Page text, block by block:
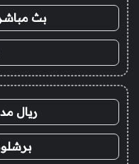
بث مباشر
ريال